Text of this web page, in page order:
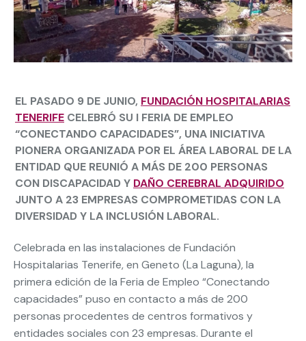
EL PASADO 9 DE JUNIO, FUNDACIÓN HOSPITALARIAS
TENERIFE CELEBRÓ SU I FERIA DE EMPLEO
“CONECTANDO CAPACIDADES”, UNA INICIATIVA
PIONERA ORGANIZADA POR EL ÁREA LABORAL DE LA
ENTIDAD QUE REUNIÓ A MÁS DE 200 PERSONAS
CON DISCAPACIDAD Y DAÑO CEREBRAL ADQUIRIDO
JUNTO A 23 EMPRESAS COMPROMETIDAS CON LA
DIVERSIDAD Y LA INCLUSIÓN LABORAL.
Celebrada en las instalaciones de Fundación
Hospitalarias Tenerife, en Geneto (La Laguna), la
primera edición de la Feria de Empleo “Conectando
capacidades” puso en contacto a más de 200
personas procedentes de centros formativos y
entidades sociales con 23 empresas. Durante el